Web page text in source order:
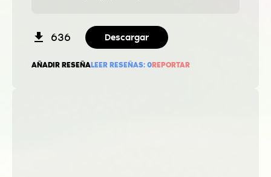
636 Descargar
AÑADIR RESEÑALEER RESEÑAS: 0REPORTAR